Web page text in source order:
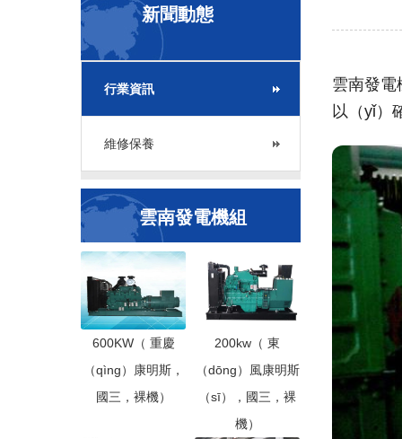
新聞動態
行業資訊
維修保養
雲南發電機組
600KW（ 重慶
（qìng）康明斯，
國三，裸機）
200kw（ 東
（dōng）風康明斯
（sī），國三，裸
機）
雲南發電
以（yǐ）